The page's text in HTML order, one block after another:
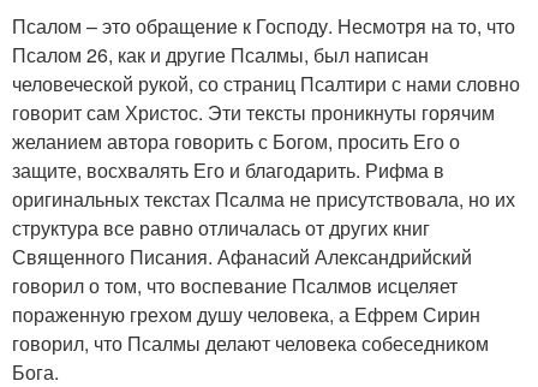
Псалом – это обращение к Господу. Несмотря на то, что
Псалом 26, как и другие Псалмы, был написан
человеческой рукой, со страниц Псалтири с нами словно
говорит сам Христос. Эти тексты проникнуты горячим
желанием автора говорить с Богом, просить Его о
защите, восхвалять Его и благодарить. Рифма в
оригинальных текстах Псалма не присутствовала, но их
структура все равно отличалась от других книг
Священного Писания. Афанасий Александрийский
говорил о том, что воспевание Псалмов исцеляет
пораженную грехом душу человека, а Ефрем Сирин
говорил, что Псалмы делают человека собеседником
Бога.